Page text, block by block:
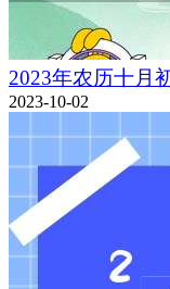
2023年农历十月
2023-10-02